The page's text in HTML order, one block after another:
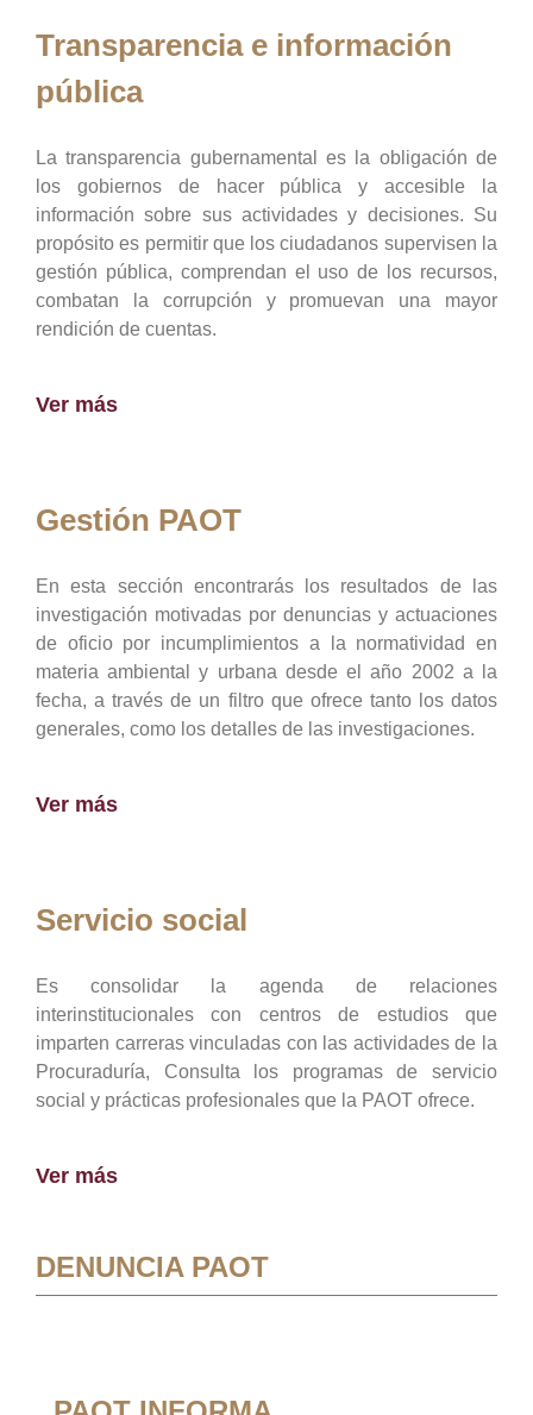
Transparencia e información
pública
La transparencia gubernamental es la obligación de
los gobiernos de hacer pública y accesible la
información sobre sus actividades y decisiones. Su
propósito es permitir que los ciudadanos supervisen la
gestión pública, comprendan el uso de los recursos,
combatan la corrupción y promuevan una mayor
rendición de cuentas.
Ver más
Gestión PAOT
En esta sección encontrarás los resultados de las
investigación motivadas por denuncias y actuaciones
de oficio por incumplimientos a la normatividad en
materia ambiental y urbana desde el año 2002 a la
fecha, a través de un filtro que ofrece tanto los datos
generales, como los detalles de las investigaciones.
Ver más
Servicio social
Es consolidar la agenda de relaciones
interinstitucionales con centros de estudios que
imparten carreras vinculadas con las actividades de la
Procuraduría, Consulta los programas de servicio
social y prácticas profesionales que la PAOT ofrece.
Ver más
DENUNCIA PAOT